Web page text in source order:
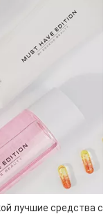
лучшие средства с